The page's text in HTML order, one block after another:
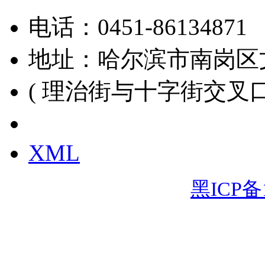
电话： 0451-86134871
地址：哈尔滨市南岗
( 理治街与十字街交叉
XML
黑ICP备